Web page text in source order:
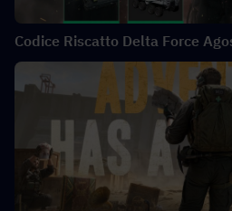
Codice Riscatto Delta Force